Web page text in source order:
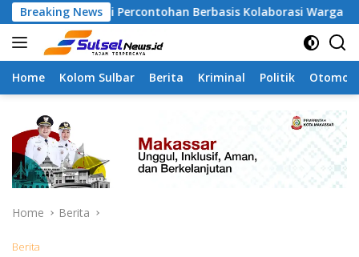
Skip
to
content
Breaking News
Jadi Percontohan Berbasis Kolaborasi Warga Pilah
Home Kolom Sulbar Berita Kriminal Politik
Home Berita
Berita